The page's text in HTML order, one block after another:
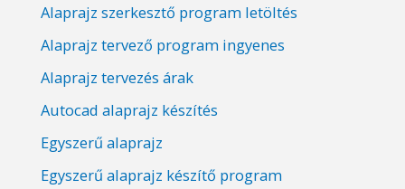
Alaprajz szerkesztő program letöltés
Alaprajz tervező program ingyenes
Alaprajz tervezés árak
Autocad alaprajz készítés
Egyszerű alaprajz
Egyszerű alaprajz készítő program